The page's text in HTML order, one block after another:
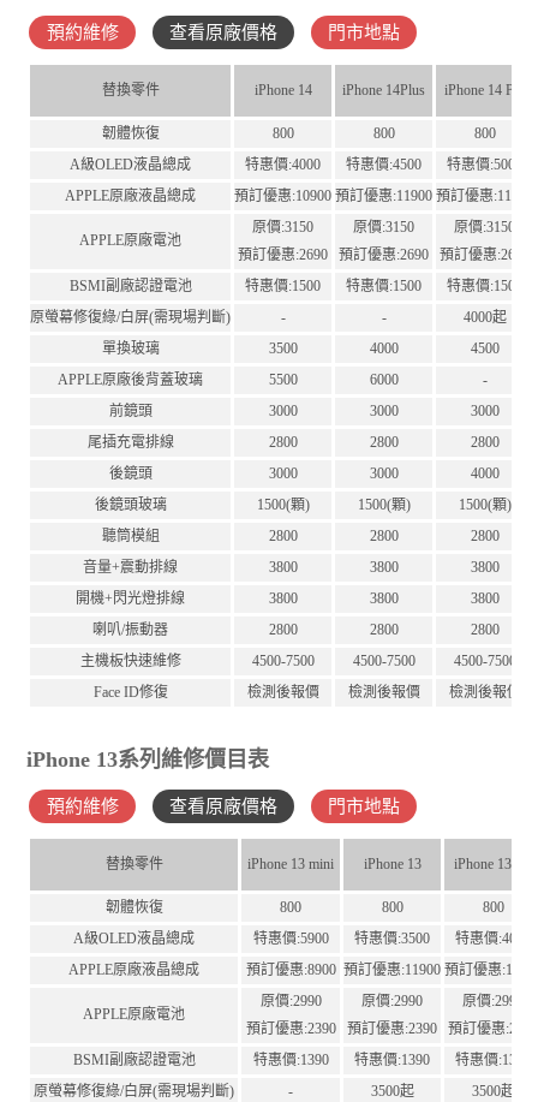
預約維修 查看原廠價格 門市地點
替換零件 iPhone 14 iPhone 14Plus iPhone 14 Pro
韌體恢復 800 800
800
A級OLED液晶總成
特惠價:4000 特惠價:4500
特惠價:5000
APPLE原廠液晶總成
預訂優惠:10900 預訂優惠:11900 預訂優惠:11900
APPLE原廠電池
原價:3150
預訂優惠:2690
原價:3150
預訂優惠:2690
原價:3150
預訂優惠:2690
BSMI副廠認證電池
特惠價:1500 特惠價:1500
特惠價:1500
原螢幕修復綠/白屏(需現場判斷)
- -
4000起
單換玻璃
3500 4000
4500
APPLE原廠後背蓋玻璃
5500 6000
-
前鏡頭
3000 3000
3000
尾插充電排線
2800 2800
2800
後鏡頭
3000 3000
4000
後鏡頭玻璃
1500(顆) 1500(顆)
1500(顆)
聽筒模組
2800 2800
2800
音量+震動排線
3800 3800
3800
開機+閃光燈排線
3800 3800
3800
喇叭/振動器
2800 2800
2800
主機板快速維修
4500-7500 4500-7500
4500-7500
Face ID修復
檢測後報價 檢測後報價 檢測後報價
iPhone 13系列維修價目表
預約維修 查看原廠價格 門市地點
替換零件 iPhone 13 mini iPhone 13 iPhone 13Pro
韌體恢復 800 800
800
A級OLED液晶總成
特惠價:5900 特惠價:3500
特惠價:4000
APPLE原廠液晶總成
預訂優惠:8900 預訂優惠:11900 預訂優惠
APPLE原廠電池
原價:2990
預訂優惠:2390
原價:2990
預訂優惠:2390
原價:2990
預訂優惠:2390
BSMI副廠認證電池
特惠價:1390 特惠價:1390
特惠價:1390
原螢幕修復綠/白屏(需現場判斷)
- 3500起
3500起